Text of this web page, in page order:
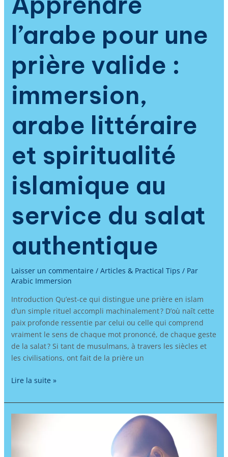
l’arabe pour une
prière valide :
immersion,
arabe littéraire
et spiritualité
islamique au
service du salat
authentique
Laisser un commentaire / Articles & Practical Tips / Par
Arabic Immersion
Introduction Qu’est-ce qui distingue une prière en islam
d’un simple rituel accompli machinalement ? D’où naît cette
paix profonde ressentie par celui ou celle qui comprend
vraiment le sens de chaque mot prononcé, de chaque geste
de la salat ? Si tant de musulmans, à travers les siècles et
les civilisations, ont fait de la prière un
Lire la suite »